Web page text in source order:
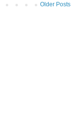
Older Posts